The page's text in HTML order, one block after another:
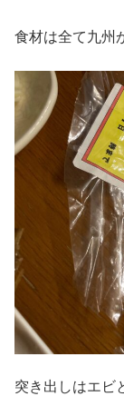
食材は全て九州
突き出しはエビ